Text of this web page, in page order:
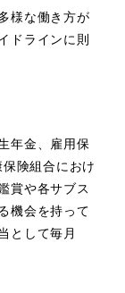
様な働き方が
ドラインに則
年金、雇用保
険組合におけ
賞や各サブス
機会を持って
として毎月